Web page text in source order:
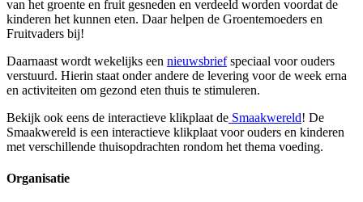
van het groente en fruit gesneden en verdeeld worden voordat de
kinderen het kunnen eten. Daar helpen de Groentemoeders en
Fruitvaders bij!
Daarnaast wordt wekelijks een nieuwsbriefspeciaal voor ouders
verstuurd. Hierin staat onder andere de levering voor de week erna
en activiteiten om gezond eten thuis te stimuleren.
Bekijk ook eens de interactieve klikplaat de Smaakwereld! De
Smaakwereld is een interactieve klikplaat voor ouders en kinderen
met verschillende thuisopdrachten rondom het thema voeding.
Organisatie